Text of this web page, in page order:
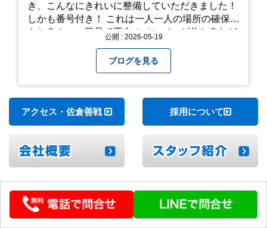
き、こんなにきれいに整備していただきました！
しかも番号付き！ これは一人一人の場所の確保は
もちろん、一目見て不在のメンバーが分かるなど
は毎月「環境整備点検」を実施し、お客様や共に
働くスタッフの為、会社を皆で良くしていく取り
組みを実施しております！ 心一新！これからも努
力を重ねてまいります！
公開 : 2026-05-19
ブログを見る
アクセス・佐倉善戦 採用について